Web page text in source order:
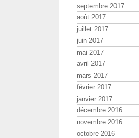
septembre 2017
août 2017
juillet 2017
juin 2017
mai 2017
avril 2017
mars 2017
février 2017
janvier 2017
décembre 2016
novembre 2016
octobre 2016